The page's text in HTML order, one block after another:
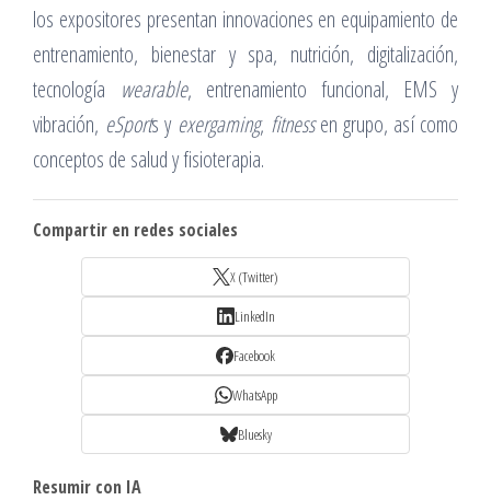
los expositores presentan innovaciones en equipamiento de
entrenamiento, bienestar y spa, nutrición, digitalización,
tecnología wearable, entrenamiento funcional, EMS y
vibración, eSports y exergaming, fitnessen grupo, así como
conceptos de salud y fisioterapia.
Compartir en redes sociales
X (Twitter)
LinkedIn
Facebook
WhatsApp
Bluesky
Resumir con IA